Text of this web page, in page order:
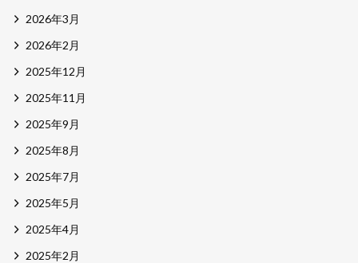
2026年3月
2026年2月
2025年12月
2025年11月
2025年9月
2025年8月
2025年7月
2025年5月
2025年4月
2025年2月